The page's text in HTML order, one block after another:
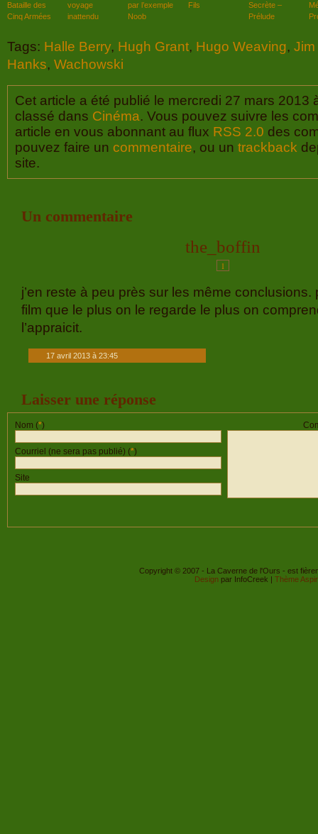
Bataille des
Cinq Armées
voyage
inattendu
par l’exemple
Noob
Fils
Secrète –
Prélude
Tags: Halle Berry, Hugh Grant, Hugo Weaving,
Hanks, Wachowski
Cet article a été publié le mercredi 27 mars 2013
classé dans Cinéma. Vous pouvez suivre les
article en vous abonnant au flux RSS 2.0 des
pouvez faire un commentaire, ou un trackback
site.
Un commentaire
the_boffin
1
j’en reste à peu près sur les même conclusions.
film que le plus on le regarde le plus on
l’appraicit.
17 avril 2013 à 23:45
Laisser une réponse
Nom (*)
Courriel (ne sera pas publié) (*)
Site
Copyright © 2007 - La Caverne de l'Ours - est
Design par InfoCreek | Thème